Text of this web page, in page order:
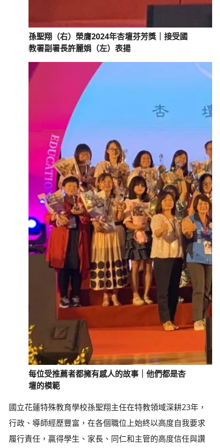
孫聖翔（右）榮膺2024年杏壇芬芳獎｜接受國
教署副署長許麗娟（左）表揚
每位受推薦者都擁有感人的故事｜他們都是杏
壇的模範
國立花蓮特殊教育學校孫聖翔主任在特教領域深耕23年，
行政、導師經歷豐富，在各個職位上始終以高度自我要求
履行責任，贏得學生、家長、同仁和主管的高度信任與讚